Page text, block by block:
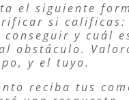
el siguiente
si
conseguir y cuál
obstáculo.
y el tuyo.
reciba tus